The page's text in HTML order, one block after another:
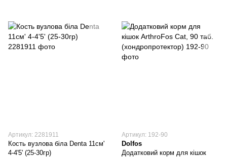
Артикул: 2281911
Кость вузлова біла Denta 11см'
4-4'5' (25-30гр)
Артикул: 192-90
Dolfos
Додатковий корм для кішок